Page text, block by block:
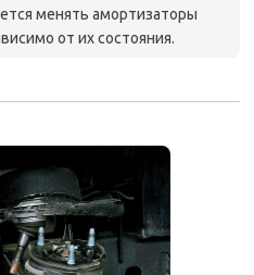
менять амортизаторы
от их состояния.